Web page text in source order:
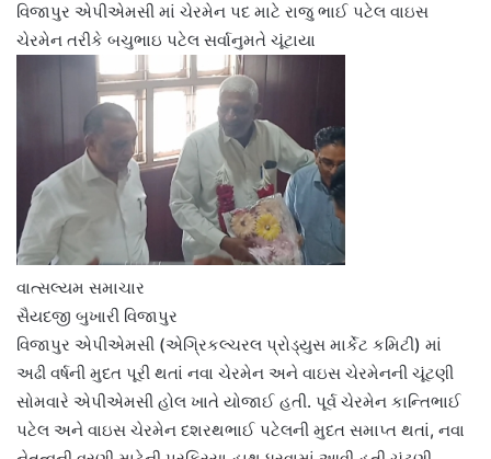
વિજાપુર એપીએમસી માં ચેરમેન પદ માટે રાજુ ભાઈ પટેલ વાઇસ
ચેરમેન તરીકે બચુભાઇ પટેલ સર્વાનુમતે ચૂંટાયા
વાત્સલ્યમ સમાચાર
સૈયદજી બુખારી વિજાપુર
વિજાપુર એપીએમસી (એગ્રિકલ્ચરલ પ્રોડ્યુસ માર્કેટ કમિટી) માં
અઢી વર્ષની મુદત પૂરી થતાં નવા ચેરમેન અને વાઇસ ચેરમેનની ચૂંટણી
સોમવારે એપીએમસી હોલ ખાતે યોજાઈ હતી. પૂર્વ ચેરમેન કાન્તિભાઈ
પટેલ અને વાઇસ ચેરમેન દશરથભાઈ પટેલની મુદત સમાપ્ત થતાં, નવા